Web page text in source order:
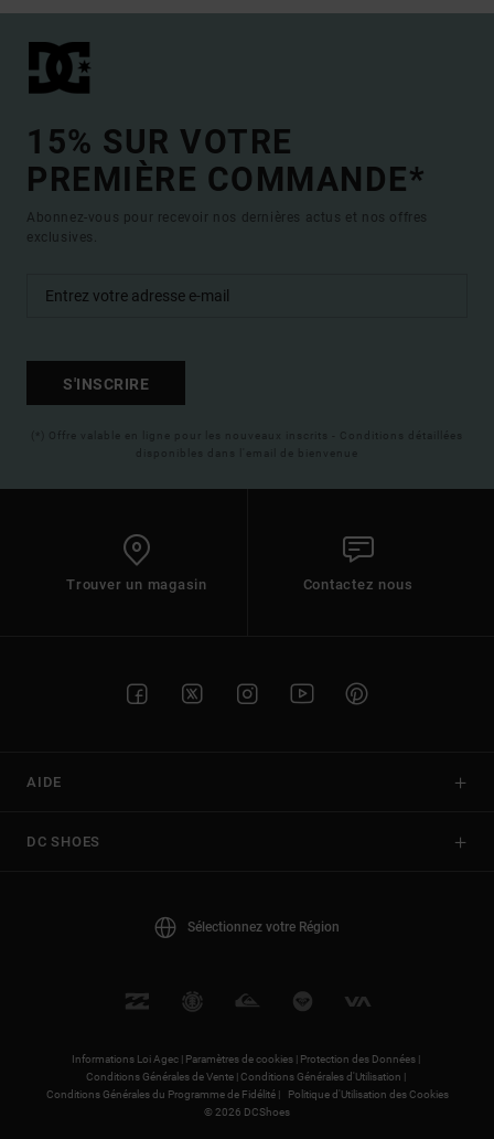
15% SUR VOTRE
PREMIÈRE COMMANDE*
Abonnez-vous pour recevoir nos dernières actus et nos offres
exclusives.
S'INSCRIRE
(*) Offre valable en ligne pour les nouveaux inscrits - Conditions détaillées
disponibles dans l'email de bienvenue
Trouver un magasin Contactez nous
AIDE
DC SHOES
Sélectionnez votre Région
Informations Loi Agec | Paramètres de cookies | Protection des Données |
Conditions Générales de Vente |Conditions Générales d'Utilisation |
Conditions Générales du Programme de Fidélité |
Politique d'Utilisation des Cookies
© 2026 DCShoes